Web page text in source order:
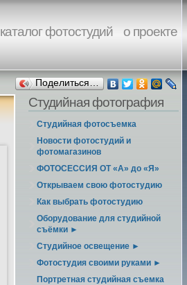
каталог фотостудий о проекте
Поделиться…
Студийная фотография
Студийная фотосъемка
Новости фотостудий и
фотомагазинов
ФОТОСЕССИЯ ОТ «А» до «Я»
Открываем свою фотостудию
Как выбрать фотостудию
Оборудование для студийной
съёмки ►
Студийное освещение ►
Фотостудия своими руками ►
Портретная студийная съемка